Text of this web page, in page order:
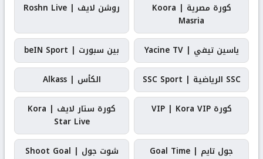
كورة مصرية | Koora
Masria
روشن لايف | Roshn Live
ياسين تيفي | Yacine TV
بين سبورت | beIN Sport
SSC الرياضية | SSC Sport
الكأس | Alkass
كورة VIP | Kora VIP
كورة ستار لايف | Kora
Star Live
جول تايم | Goal Time
شوت جول | Shoot Goal